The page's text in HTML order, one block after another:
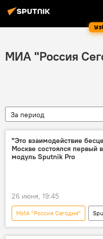
МИА "Россия
За период
"Это взаимодействие
Москве состоялся первый
модуль Sputnik Pro
26 июня, 19:45
МИА "Россия Сегодня"
Москва
Образование